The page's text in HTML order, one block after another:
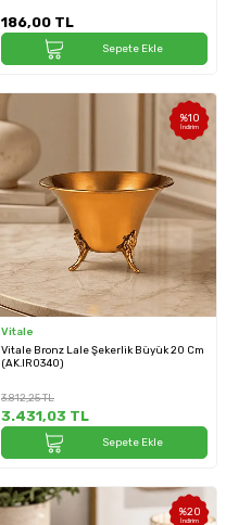
186,00 TL
Sepete Ekle
%10
İndirim
Vitale
Vitale Bronz Lale Şekerlik Büyük 20 Cm
(AK.IR0340)
3.812,25TL
3.431,03 TL
Sepete Ekle
%20
İndirim